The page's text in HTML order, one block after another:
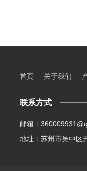
首页 关于我们
联系方式
邮箱：
地址：苏州市吴中区